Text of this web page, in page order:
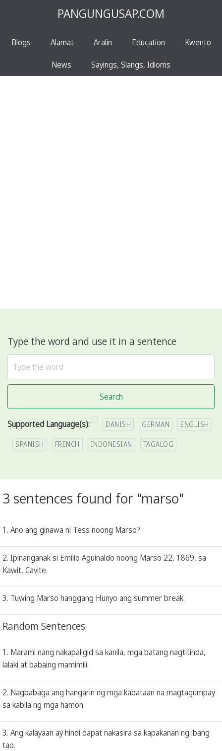
PANGUNGUSAP.COM
Blogs Alamat Aralin Education Kwento
News Sayings, Slangs, Idioms
Type the word and use it in a sentence
Search
Supported Language(s): DANISH GERMAN ENGLISH
SPANISH FRENCH INDONESIAN TAGALOG
3 sentences found for "marso"
1. Ano ang ginawa ni Tess noong Marso?
2. Ipinanganak si Emilio Aguinaldo noong Marso 22, 1869, sa
Kawit, Cavite.
3. Tuwing Marso hanggang Hunyo ang summer break
Random Sentences
1. Marami nang nakapaligid sa kanila, mga batang nagtitinda,
lalaki at babaing mamimili.
2. Nagbabaga ang hangarin ng mga kabataan na magtagumpay
sa kabila ng mga hamon.
3. Ang kalayaan ay hindi dapat nakasira sa kapakanan ng ibang
tao.